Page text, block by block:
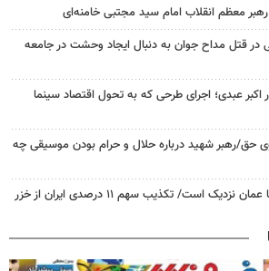
معظم انقلاب امام سید مجتبی خامنه‌ای
در قتل مداح جوان به دنبال ایجاد وحشت در جامعه
اکبر عبدی؛ اجرای طرحی که به تحول اقتصاد سینما
حق/رهبر شهید درباره حلال و حرام بودن موسیقی چه
است/ تکذیب سهم ۱۱ درصدی ایران از خزر